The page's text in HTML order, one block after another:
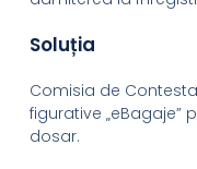
Soluția
Comisia de
figurative
dosar.